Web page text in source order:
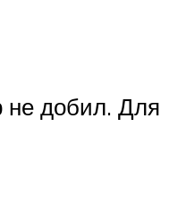
не добил. Для